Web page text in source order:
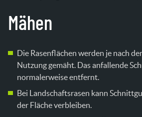
Mähen
Die Rasenflächen werden je nach
Nutzung gemäht. Das anfallende
normalerweise entfernt.
Bei Landschaftsrasen kann
der Fläche verbleiben.